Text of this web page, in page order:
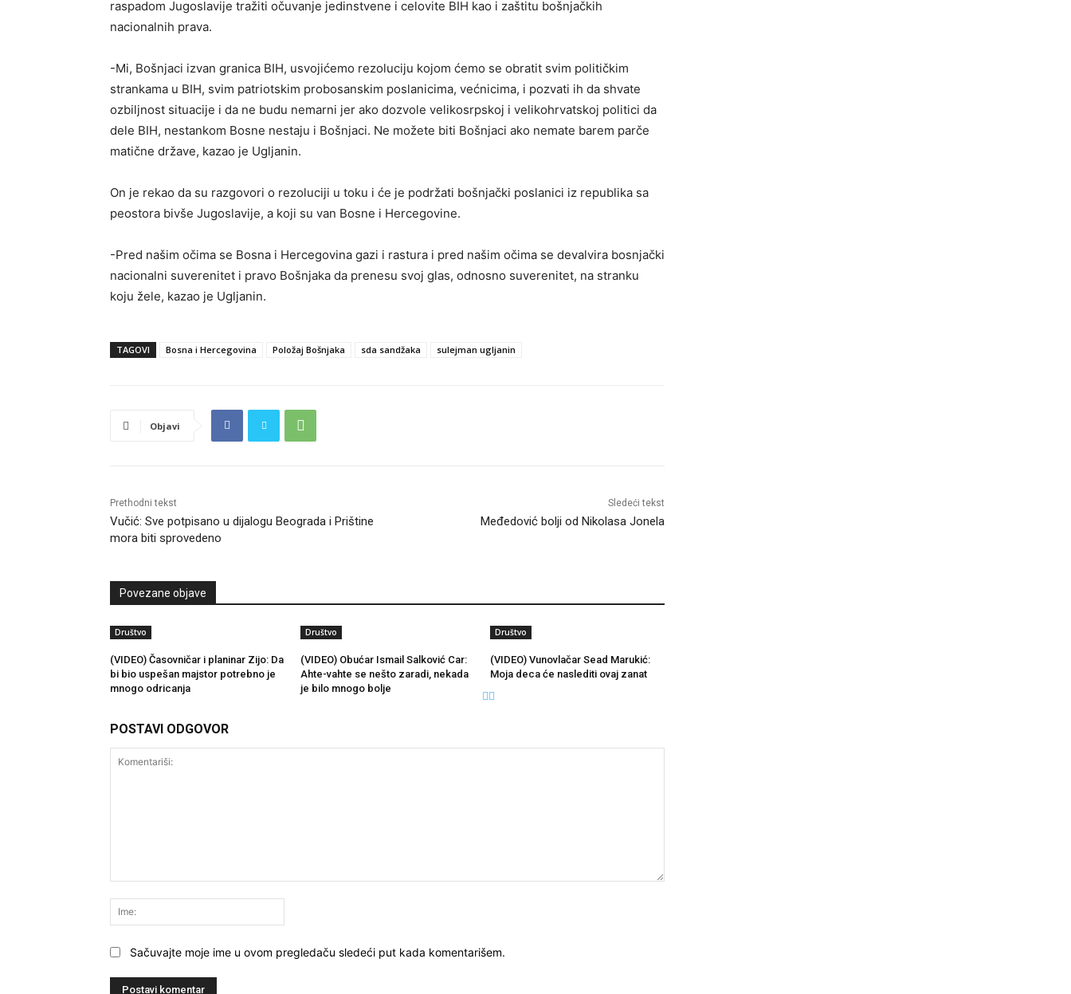
raspadom Jugoslavije tražiti očuvanje jedinstvene i celovite BIH kao i zaštitu bošnjačkih
nacionalnih prava.
-Mi, Bošnjaci izvan granica BIH, usvojićemo rezoluciju kojom ćemo se obratit svim političkim
strankama u BIH, svim patriotskim probosanskim poslanicima, većnicima, i pozvati ih da shvate
ozbiljnost situacije i da ne budu nemarni jer ako dozvole velikosrpskoj i velikohrvatskoj politici da
dele BIH, nestankom Bosne nestaju i Bošnjaci. Ne možete biti Bošnjaci ako nemate barem parče
matične države, kazao je Ugljanin.
On je rekao da su razgovori o rezoluciji u toku i će je podržati bošnjački poslanici iz republika sa
peostora bivše Jugoslavije, a koji su van Bosne i Hercegovine.
-Pred našim očima se Bosna i Hercegovina gazi i rastura i pred našim očima se devalvira bosnjački
nacionalni suverenitet i pravo Bošnjaka da prenesu svoj glas, odnosno suverenitet, na stranku
koju žele, kazao je Ugljanin.
TAGOVI Bosna i Hercegovina Položaj Bošnjaka sda sandžaka sulejman ugljanin
Objavi
Prethodni tekst
Vučić: Sve potpisano u dijalogu Beograda i Prištine
mora biti sprovedeno
Sledeći tekst
Međedović bolji od Nikolasa Jonela
Povezane objave
Društvo
(VIDEO) Časovničar i planinar Zijo: Da
bi bio uspešan majstor potrebno je
mnogo odricanja
Društvo
(VIDEO) Obućar Ismail Salković Car:
Ahte-vahte se nešto zaradi, nekada
je bilo mnogo bolje
Društvo
(VIDEO) Vunovlačar Sead Marukić:
Moja deca će naslediti ovaj zanat
POSTAVI ODGOVOR
Sačuvajte moje ime u ovom pregledaču sledeći put kada komentarišem.